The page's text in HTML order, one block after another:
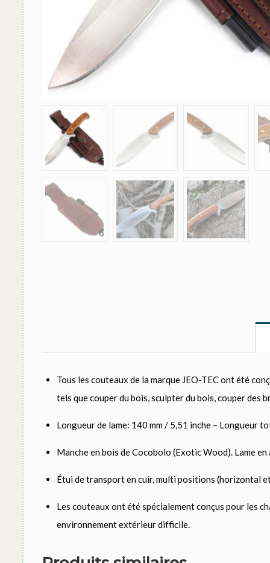
Tous les couteaux de la marque JEO-TEC ont été
tels que couper du bois, sculpter du bois, couper des
Longueur de lame: 140 mm / 5,51 inche – Longueur
Manche en bois de Cocobolo (Exotic Wood). Lame
Étui de transport en cuir, multi positions (horizontal
Les couteaux ont été spécialement conçus pour les
environnement extérieur difficile.